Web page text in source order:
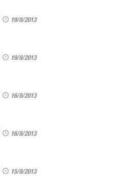
19/8/2013
19/8/2013
16/8/2013
16/8/2013
15/8/2013